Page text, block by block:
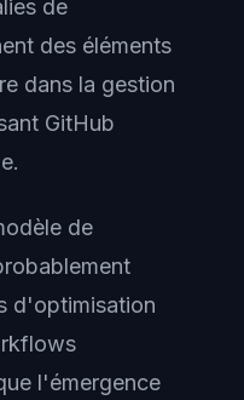
de
des éléments
dans la gestion
GitHub
de
d'optimisation
l'émergence